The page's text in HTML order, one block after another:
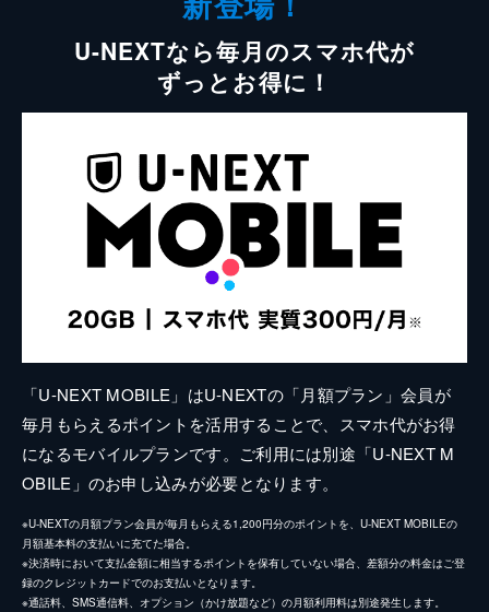
U-NEXTなら毎月のスマホ代が
ずっとお得に！
「U-NEXT MOBILE」はU-NEXTの「月額プラン」会員が
毎月もらえるポイントを活用することで、スマホ代がお得
になるモバイルプランです。ご利用には別途「U-NEXT M
OBILE」のお申し込みが必要となります。
※U-NEXTの月額プラン会員が毎月もらえる1,200円分のポイントを、U-NEXT MOBILEの
月額基本料の支払いに充てた場合。
※決済時において支払金額に相当するポイントを保有していない場合、差額分の料金はご登
録のクレジットカードでのお支払いとなります。
※通話料、SMS通信料、オプション（かけ放題など）の月額利用料は別途発生します。